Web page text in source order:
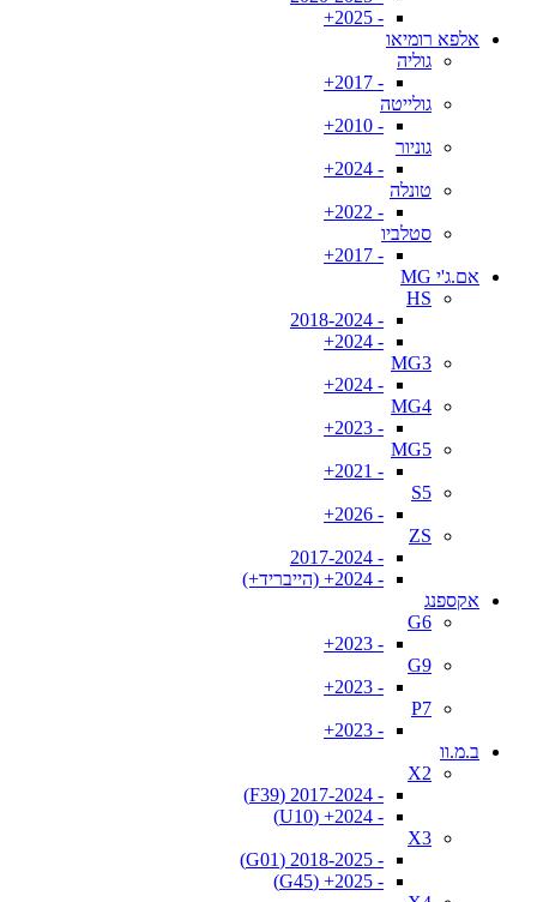
- 2025+
אלפא רומיאו
גוליה
- 2017+
גולייטה
- 2010+
גוניור
- 2024+
טונלה
- 2022+
סטלביו
- 2017+
אם.ג'י MG
HS
- 2018-2024
- 2024+
MG3
- 2024+
MG4
- 2023+
MG5
- 2021+
S5
- 2026+
ZS
- 2017-2024
- 2024+ (הייבריד+)
אקספנג
G6
- 2023+
G9
- 2023+
P7
- 2023+
ב.מ.וו
X2
- 2017-2024 (F39)
- 2024+ (U10)
X3
- 2018-2025 (G01)
- 2025+ (G45)